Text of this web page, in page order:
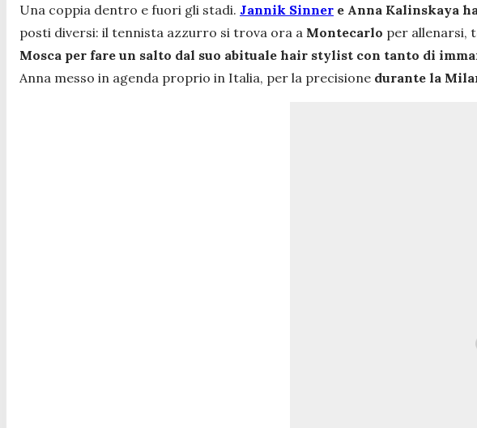
Una coppia dentro e fuori gli stadi. Jannik Sinner e Anna Kalinskaya
posti diversi: il tennista azzurro si trova ora a Montecarlo per allenarsi,
Mosca per fare un salto dal suo abituale hair stylist con tanto di
Anna messo in agenda proprio in Italia, per la precisione durante la